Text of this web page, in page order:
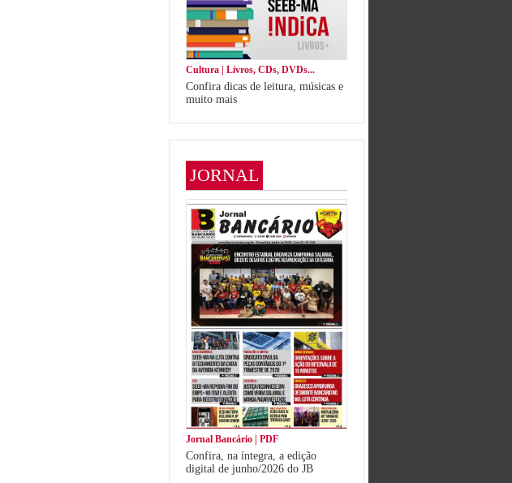
Cultura | Livros, CDs, DVDs...
Confira dicas de leitura, músicas e
muito mais
JORNAL
Jornal Bancário | PDF
Confira, na íntegra, a edição
digital de junho/2026 do JB